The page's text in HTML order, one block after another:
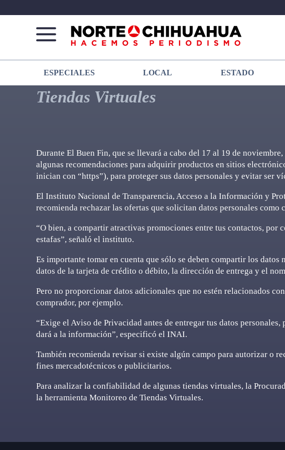
Norte
De
Chihuahua
Más
que
noticias,
hacemos periodismo
ESPECIALES LOCAL ESTADO
Tiendas Virtuales
Durante El Buen Fin, que se llevará a cabo del 17 al 19 de
algunas recomendaciones para adquirir productos en sitios
inician con “https”), para proteger sus datos personales y evitar ser
El Instituto Nacional de Transparencia, Acceso a la Información y
recomienda rechazar las ofertas que solicitan datos personales como
“O bien, a compartir atractivas promociones entre tus contactos, por
estafas”, señaló el instituto.
Es importante tomar en cuenta que sólo se deben compartir los datos
datos de la tarjeta de crédito o débito, la dirección de entrega y el
Pero no proporcionar datos adicionales que no estén relacionados
comprador, por ejemplo.
“Exige el Aviso de Privacidad antes de entregar tus datos
dará a la información”, especificó el INAI.
También recomienda revisar si existe algún campo para autorizar o
fines mercadotécnicos o publicitarios.
Para analizar la confiabilidad de algunas tiendas virtuales, la
la herramienta Monitoreo de Tiendas Virtuales.